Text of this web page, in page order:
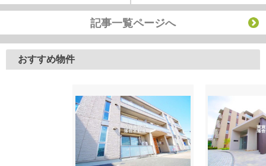
記事一覧ページへ
おすすめ物件